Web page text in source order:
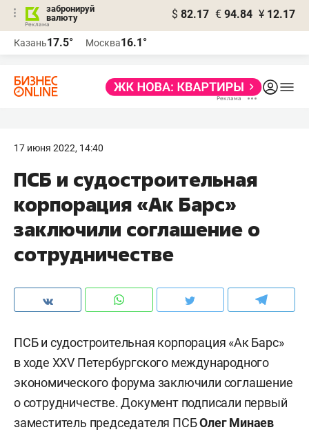
забронируй
валюту
$ 82.17 € 94.84 ¥ 12.17
Казань17.5° Москва16.1°
17 июня 2022, 14:40
ПСБ и судостроительная
корпорация «Ак Барс»
заключили соглашение о
сотрудничестве
ПСБ и судостроительная корпорация «Ак Барс»
в ходе XXV Петербургского международного
экономического форума заключили соглашение
о сотрудничестве. Документ подписали первый
заместитель председателя ПСБОлег Минаев